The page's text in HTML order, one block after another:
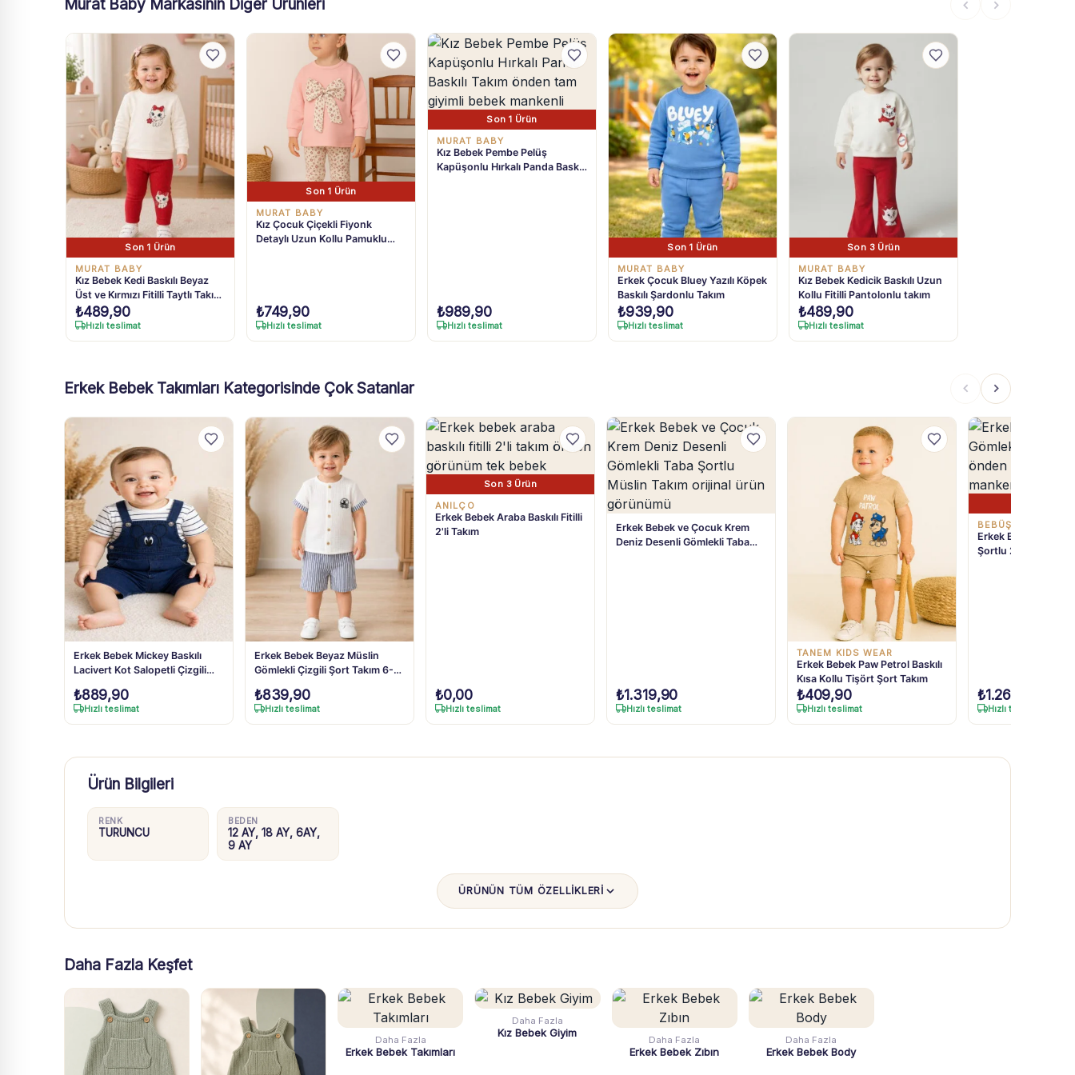
Murat Baby Markasının Diğer Ürünleri
Son 1 Ürün
MURAT BABY
Kız Bebek Kedi Baskılı Beyaz
Üst ve Kırmızı Fitilli Taytlı Takım
6-24 Ay
₺489,90
Hızlı teslimat
Son 1 Ürün
MURAT BABY
Kız Çocuk Çiçekli Fiyonk
Detaylı Uzun Kollu Pamuklu
₺749,90
Hızlı teslimat
Son 1 Ürün
MURAT BABY
Kız Bebek Pembe Pelüş
Kapüşonlu Hırkalı Panda Baskılı
₺989,90
Hızlı teslimat
Son 1 Ürün
MURAT BABY
Erkek Çocuk Bluey Yazılı Köpek
Baskılı Şardonlu Takım
₺939,90
Hızlı teslimat
Son 3 Ürün
MURAT BABY
Kız Bebek Kedicik Baskılı Uzun
Kollu Fitilli Pantolonlu takım
₺489,90
Hızlı teslimat
Erkek Bebek Takımları Kategorisinde Çok Satanlar
Erkek Bebek Mickey Baskılı
Lacivert Kot Salopetli Çizgili
₺889,90
Hızlı teslimat
Erkek Bebek Beyaz Müslin
Gömlekli Çizgili Şort Takım 6-
₺839,90
Hızlı teslimat
Son 3 Ürün
ANILÇO
Erkek Bebek Araba Baskılı Fitilli
2'li Takım
₺0,00
Hızlı teslimat
Erkek Bebek ve Çocuk Krem
Deniz Desenli Gömlekli Taba
₺1.319,90
Hızlı teslimat
TANEM KIDS WEAR
Erkek Bebek Paw Petrol Baskılı
Kısa Kollu Tişört Şort Takım
₺409,90
Hızlı teslimat
BEBÜŞ KIDS
Erkek Bebek Keten
Şortlu 2li Takım 9-
₺1.269,90
Hızlı teslimat
Ürün Bilgileri
RENK
TURUNCU
BEDEN
12 AY, 18 AY, 6AY,
9 AY
ÜRÜNÜN TÜM ÖZELLİKLERİ
Daha Fazla Keşfet
Daha Fazla
Erkek Bebek Takımları
Daha Fazla
Kız Bebek Giyim
Daha Fazla
Erkek Bebek Zıbın
Daha Fazla
Erkek Bebek Body